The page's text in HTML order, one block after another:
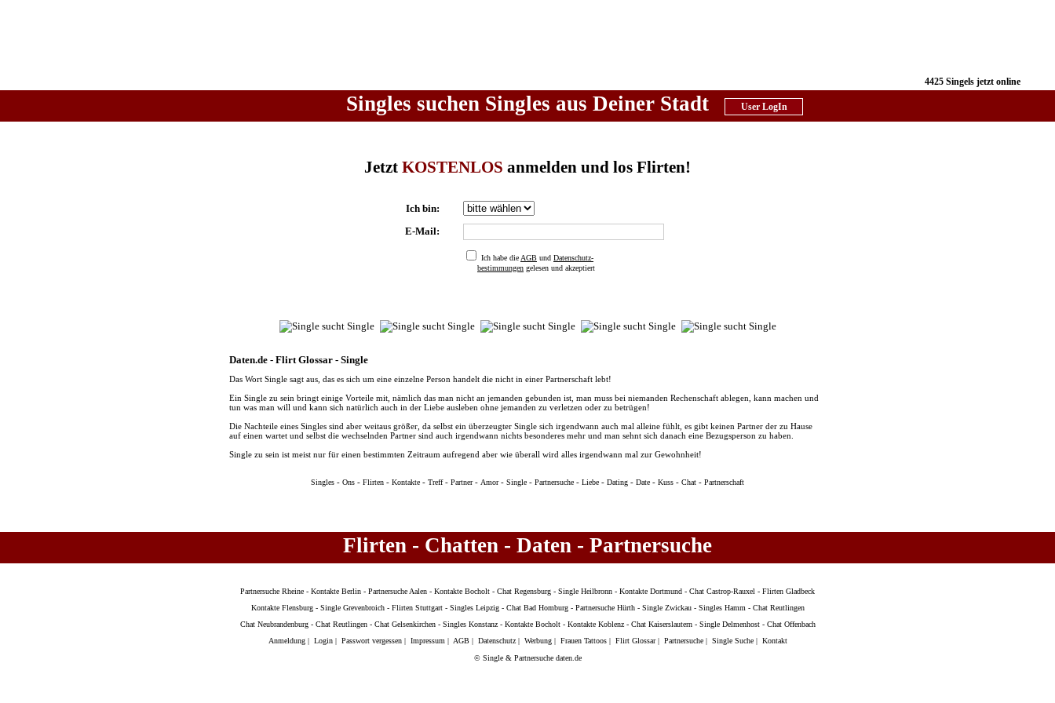
4425 Singels jetzt online
Singles suchen Singles aus Deiner Stadt
Jetzt KOSTENLOS anmelden und los Flirten!
Ich bin:
E-Mail:
Ich habe die AGB und Datenschutz-
bestimmungen gelesen und akzeptiert
Daten.de - Flirt Glossar - Single
Das Wort Single sagt aus, das es sich um eine einzelne Person handelt die nicht in einer Partnerschaft lebt!
Ein Single zu sein bringt einige Vorteile mit, nämlich das man nicht an jemanden gebunden ist, man muss bei niemanden Rechenschaft ablegen, kann machen und
tun was man will und kann sich natürlich auch in der Liebe ausleben ohne jemanden zu verletzen oder zu betrügen!
Die Nachteile eines Singles sind aber weitaus größer, da selbst ein überzeugter Single sich irgendwann auch mal alleine fühlt, es gibt keinen Partner der zu Hause
auf einen wartet und selbst die wechselnden Partner sind auch irgendwann nichts besonderes mehr und man sehnt sich danach eine Bezugsperson zu haben.
Single zu sein ist meist nur für einen bestimmten Zeitraum aufregend aber wie überall wird alles irgendwann mal zur Gewohnheit!
Singles - Ons - Flirten - Kontakte - Treff- Partner- Amor- Single - Partnersuche - Liebe - Dating - Date - Kuss - Chat - Partnerschaft
Flirten - Chatten - Daten - Partnersuche
Partnersuche Rheine - Kontakte Berlin - Partnersuche Aalen - Kontakte Bocholt - Chat Regensburg - Single Heilbronn - Kontakte Dortmund - Chat Castrop-Rauxel - Flirten Gladbeck
Kontakte Flensburg- Single Grevenbroich- Flirten Stuttgart- Singles Leipzig- Chat Bad Homburg- Partnersuche Hürth- Single Zwickau- Singles Hamm - Chat Reutlingen
Chat Neubrandenburg- Chat Reutlingen- Chat Gelsenkirchen- Singles Konstanz- Kontakte Bocholt- Kontakte Koblenz- Chat Kaiserslautern- Single Delmenhost- Chat Offenbach
Anmeldung| Login| Passwort vergessen| Impressum | AGB| Datenschutz| Werbung| Frauen Tattoos| Flirt Glossar| Partnersuche| Single Suche| Kontakt
© Single & Partnersuche daten.de